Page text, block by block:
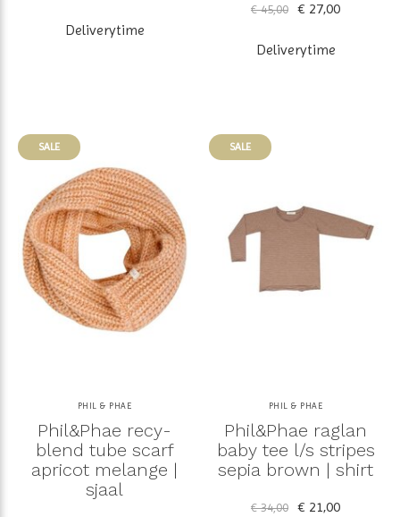
Deliverytime
€ 45,00 € 27,00
Deliverytime
SALE
PHIL & PHAE
Phil&Phae recy-
blend tube scarf
apricot melange |
sjaal
SALE
PHIL & PHAE
Phil&Phae raglan
baby tee l/s stripes
sepia brown | shirt
€ 34,00 € 21,00